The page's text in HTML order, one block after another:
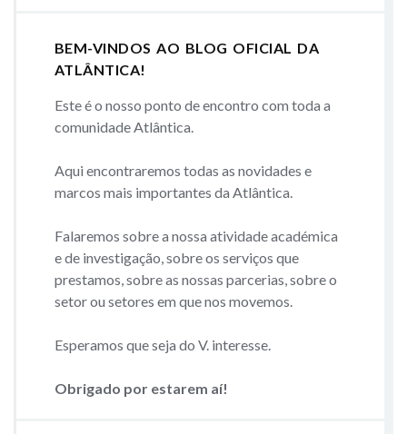
BEM-VINDOS AO BLOG OFICIAL DA
ATLÂNTICA!
Este é o nosso ponto de encontro com toda a
comunidade Atlântica.
Aqui encontraremos todas as novidades e
marcos mais importantes da Atlântica.
Falaremos sobre a nossa atividade académica
e de investigação, sobre os serviços que
prestamos, sobre as nossas parcerias, sobre o
setor ou setores em que nos movemos.
Esperamos que seja do V. interesse.
Obrigado por estarem aí!